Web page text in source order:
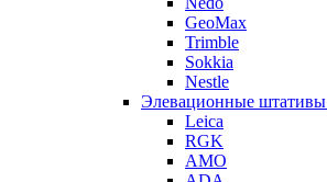
GeoMax
Trimble
Sokkia
Nestle
Элевационные штативы
Leica
RGK
AMO